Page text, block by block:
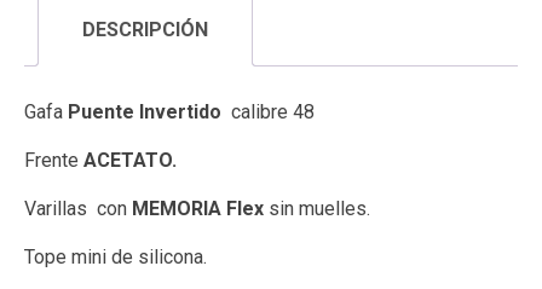
DESCRIPCIÓN
Gafa Puente Invertido calibre 48
Frente ACETATO.
Varillas con MEMORIA Flex sin muelles.
Tope mini de silicona.